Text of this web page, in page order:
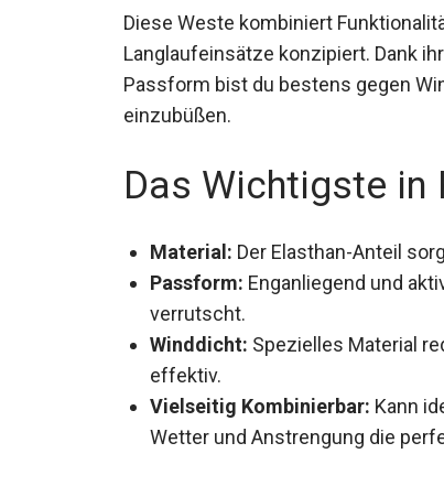
Diese Weste kombiniert
Langlaufeinsätze konzipiert. Dank
Passform bist du bestens gegen
einzubüßen.
Das Wichtigste in
Material: Der Elasthan-Anteil
Passform: Enganliegend und
verrutscht.
Winddicht: Spezielles Material
effektiv.
Vielseitig Kombinierbar: Kann
nach Wetter und Anstrengung